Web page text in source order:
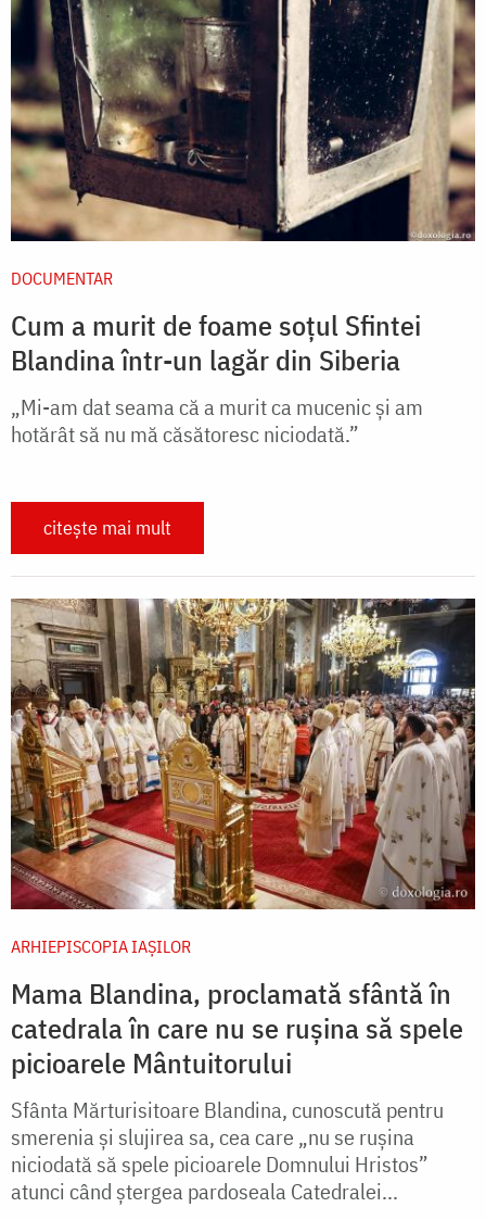
DOCUMENTAR
Cum a murit de foame soțul Sfintei
Blandina într-un lagăr din Siberia
„Mi-am dat seama că a murit ca mucenic şi am
hotărât să nu mă căsătoresc niciodată.”
citește mai mult
ARHIEPISCOPIA IAŞILOR
Mama Blandina, proclamată sfântă în
catedrala în care nu se rușina să spele
picioarele Mântuitorului
Sfânta Mărturisitoare Blandina, cunoscută pentru
smerenia și slujirea sa, cea care „nu se rușina
niciodată să spele picioarele Domnului Hristos”
atunci când ștergea pardoseala Catedralei...